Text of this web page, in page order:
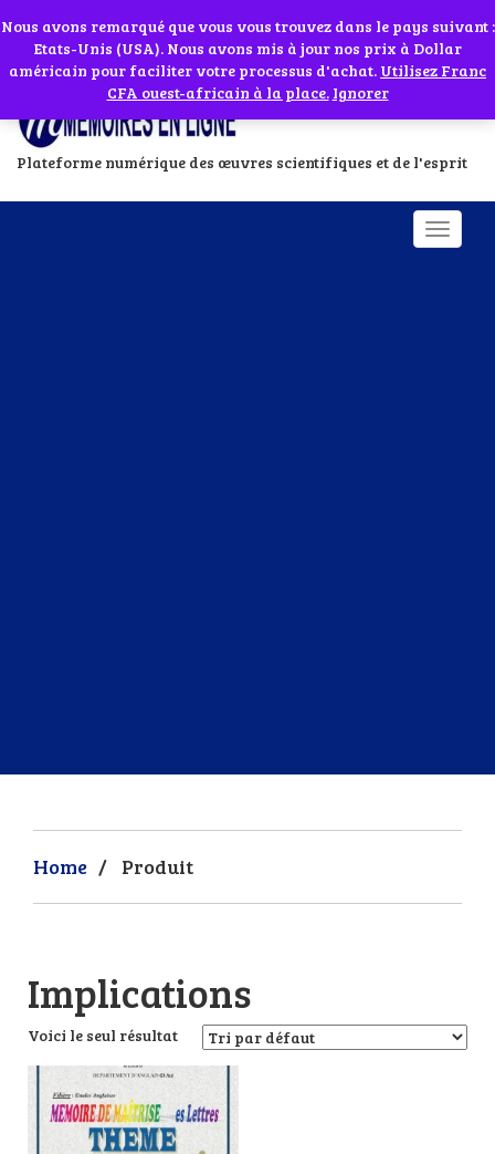
Abonnes toi à notre chaîne WhatsApp en cliquant sur l'icône en face
Plateforme numérique des œuvres scientifiques et de l'esprit
Home / Produit
Implications
Voici le seul résultat
Si vous avez besoin d'assistance Contactez-nous par WhatsApp au
+229 01 95 33 60 26Ignorer
Nous avons remarqué que vous vous trouvez dans le pays suivant :
Etats-Unis (USA). Nous avons mis à jour nos prix à Dollar
américain pour faciliter votre processus d'achat. Utilisez Franc
CFA ouest-africain à la place. Ignorer